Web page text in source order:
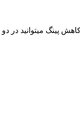
پینگ میتوانید